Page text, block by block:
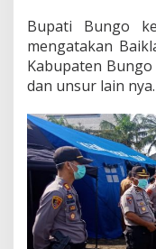
Bupati Bungo
mengatakan
Kabupaten
dan unsur lain nya.